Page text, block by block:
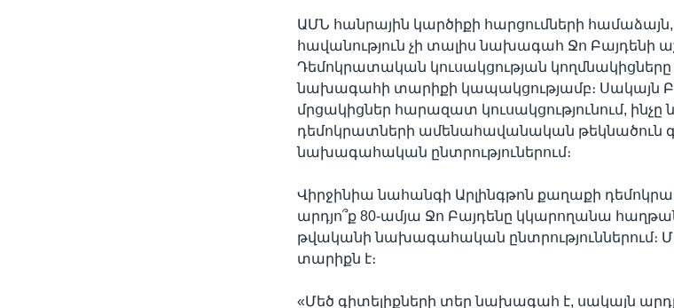
ԱՄՆ հանրային կարծիքի հարցումների
հավանություն չի տալիս նախագահ Ջո
Դեմոկրատական կուսակցության կողմնակիցները
նախագահի տարիքի կապակցությամբ։ Սակայն
մրցակիցներ հարազատ կուսակցությունում,
դեմոկրատների ամենահավանական թեկնածուն
նախագահական ընտրություներում։
Վիրջինիա նահանգի Արլինգթոն քաղաքի
արդյո՞ք 80-ամյա Ջո Բայդենը կկարողանա
թվականի նախագահական ընտրություններում։
տարիքն է։
«Մեծ գիտելիքների տեր նախագահ է, սակայն